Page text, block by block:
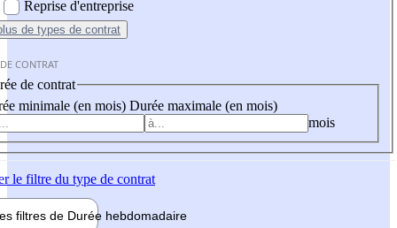
Reprise d'entreprise
de types de contrat
CONTRAT
de contrat
minimale (en mois) Durée maximale (en mois)
mois
le filtre du type de contrat
filtres de Durée hebdomadaire